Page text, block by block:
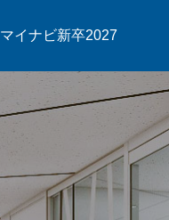
マイナビ新卒2027